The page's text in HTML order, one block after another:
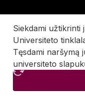
Siekdami užtikrinti
Universiteto
Tęsdami naršymą
universiteto